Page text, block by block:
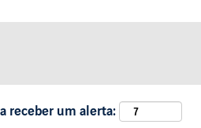
receber um alerta: